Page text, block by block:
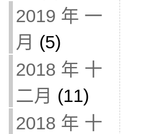
2019 年 一
月 (5)
2018 年 十
二月 (11)
2018 年 十